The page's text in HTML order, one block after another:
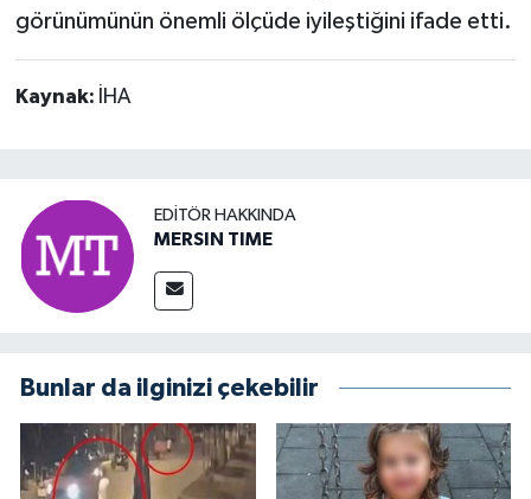
görünümünün önemli ölçüde iyileştiğini ifade etti.
Kaynak: İHA
EDITÖR HAKKINDA
MERSIN TIME
Bunlar da ilginizi çekebilir